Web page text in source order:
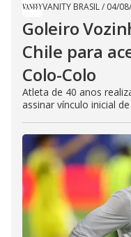
VANITY BRASIL/ 04/
Goleiro
Chile para
Colo-Colo
Atleta de 40 anos
assinar vínculo inicial